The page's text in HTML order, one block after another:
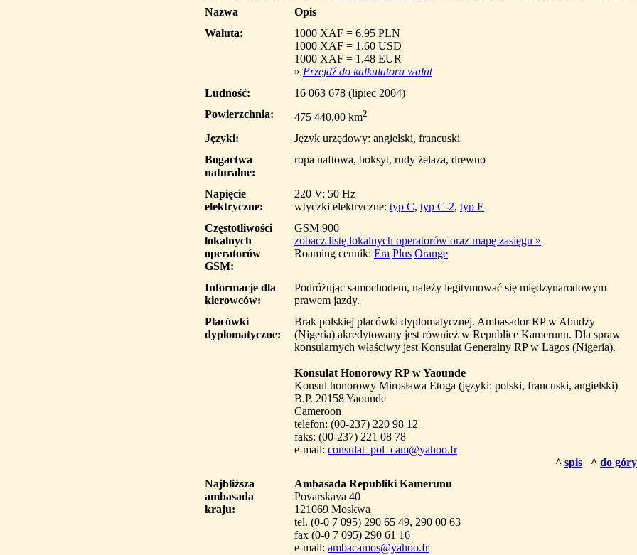
Nazwa
Opis
Waluta:
1000 XAF = 6.95 PLN
1000 XAF = 1.60 USD
1000 XAF = 1.48 EUR
» Przejdź do kalkulatora walut
Ludność:
16 063 678 (lipiec 2004)
Powierzchnia:
475 440,00 km2
Języki:
Język urzędowy: angielski, francuski
Bogactwa
naturalne:
ropa naftowa, boksyt, rudy żelaza, drewno
Napięcie
elektryczne:
220 V; 50 Hz
wtyczki elektryczne: typ C, typ C-2, typ E
Częstotliwości
lokalnych
operatorów
GSM:
GSM 900
zobacz listę lokalnych operatorów oraz mapę zasięgu »
Roaming cennik: Era Plus Orange
Informacje dla
kierowców:
Podróżując samochodem, należy legitymować się międzynarodowym
prawem jazdy.
Placówki
dyplomatyczne:
Brak polskiej placówki dyplomatycznej. Ambasador RP w Abudży
(Nigeria) akredytowany jest również w Republice Kamerunu. Dla spraw
konsularnych właściwy jest Konsulat Generalny RP w Lagos (Nigeria).
Konsulat Honorowy RP w Yaounde
Konsul honorowy Mirosława Etoga (języki: polski, francuski, angielski)
B.P. 20158 Yaounde
Cameroon
telefon: (00-237) 220 98 12
faks: (00-237) 221 08 78
e-mail: consulat_pol_cam@yahoo.fr
^ spis ^ do góry
Najbliższa
ambasada
kraju:
Ambasada Republiki Kamerunu
Povarskaya 40
121069 Moskwa
tel. (0-0 7 095) 290 65 49, 290 00 63
fax (0-0 7 095) 290 61 16
e-mail: ambacamos@yahoo.fr